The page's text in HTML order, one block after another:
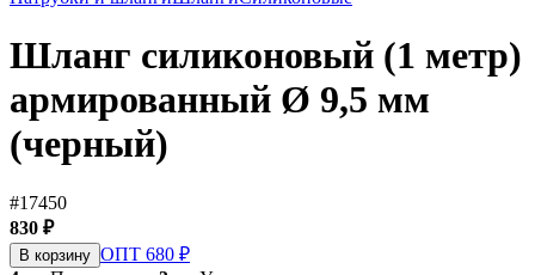
Шланг силиконовый (1 метр)
армированный Ø 9,5 мм
(черный)
#17450
830 ₽
В корзину ОПТ 680 ₽